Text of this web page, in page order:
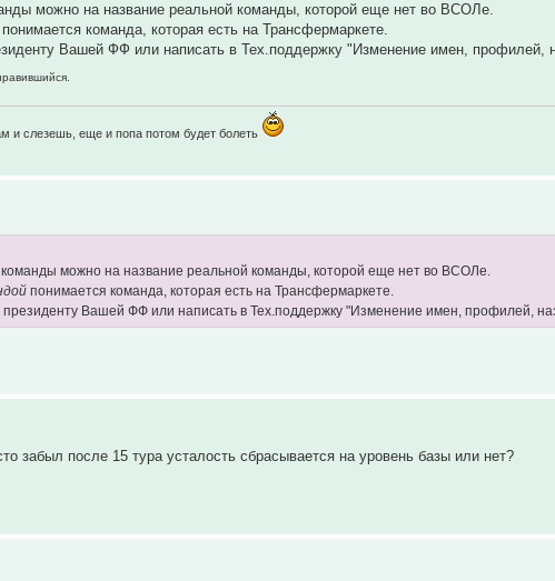
можно на название реальной команды, которой еще нет во ВСОЛе.
понимается команда, которая есть на Трансфермаркете.
Вашей ФФ или написать в Тех.поддержку "Изменение имен, профилей,
и слезешь, еще и попа потом будет болеть
можно на название реальной команды, которой еще нет во ВСОЛе.
понимается команда, которая есть на Трансфермаркете.
президенту Вашей ФФ или написать в Тех.поддержку "Изменение имен, профилей,
забыл после 15 тура усталость сбрасывается на уровень базы или нет?